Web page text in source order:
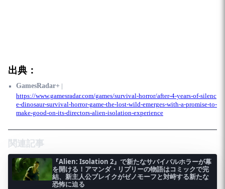
出典：
GamesRadar+ |
https://www.gamesradar.com/games/survival-horror/after-4-years-of-silenc
e-dinosaur-survival-horror-game-the-lost-wild-emerges-with-a-promise-to-
make-good-on-its-directors-alien-isolation-experience
関連記事
『Alien: Isolation 2』で新たなサバイバルホラーが幕
を開ける！アマンダ・リプリーの物語はコミックで完
結、新主人公ブレイクがゼノモーフと対峙する新たな
恐怖に迫る